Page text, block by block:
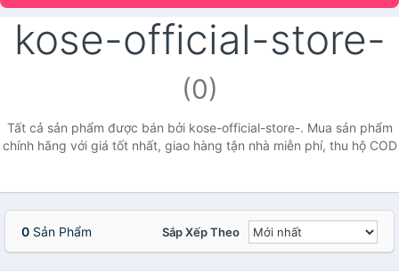
Face Shop
Face
Shop
nước lâu
trôi Quick
Shop
kose-official-store-
(0)
Tất cả sản phẩm được bán bởi kose-official-store-. Mua sản phẩm
chính hãng với giá tốt nhất, giao hàng tận nhà miễn phí, thu hộ COD
0 Sản Phẩm Sắp Xếp Theo